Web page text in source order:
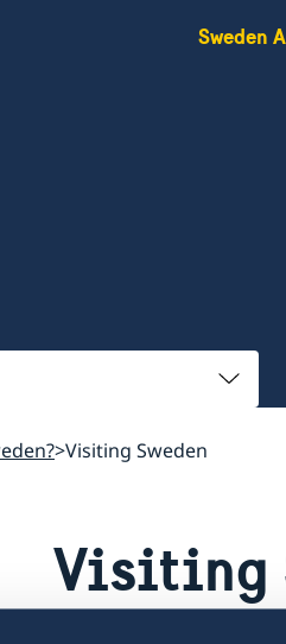
Sweden
Visiting Sweden
Visiting